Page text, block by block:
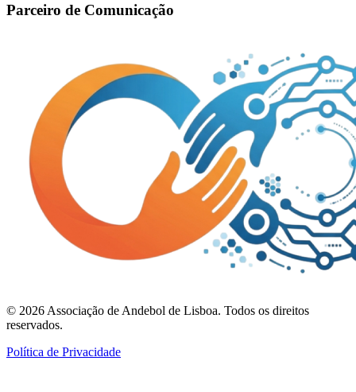
Parceiro de Comunicação
© 2026 Associação de Andebol de Lisboa. Todos os direitos
reservados.
Política de Privacidade